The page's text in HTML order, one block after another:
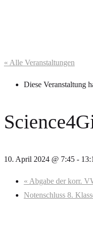
« Alle Veranstaltungen
Diese Veranstaltung
10. April 2024 @ 7:45 -
« Abgabe der korr.
Notenschluss 8.